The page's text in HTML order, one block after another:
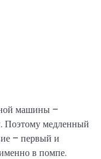
машины –
Поэтому медленный
– первый и
в помпе.